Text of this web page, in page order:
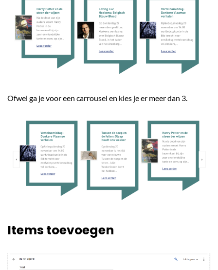
Ofwel ga je voor een carrousel en kies je er meer dan 3.
Items toevoegen